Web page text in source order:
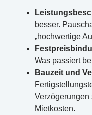
besser.
„hochwertige
Was passiert
Bauzeit und
Verzögerungen
Mietkosten.